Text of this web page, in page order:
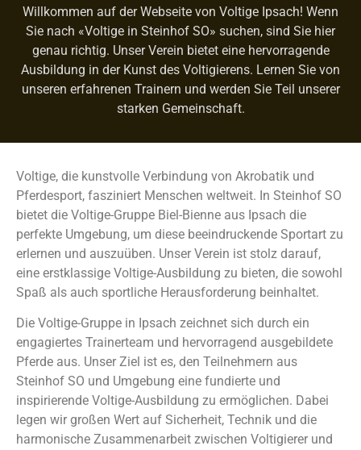
Willkommen auf der Webseite von Voltige Ipsach! Wenn
Sie nach «Voltige in Steinhof SO» suchen, sind Sie hier
genau richtig. Unser Verein bietet eine hervorragende
Ausbildung in der Kunst des Voltigierens. Lernen Sie von
unseren erfahrenen Trainern und werden Sie Teil unserer
starken Gemeinschaft.
Voltige, die kunstvolle Verbindung von Akrobatik und
Pferdesport, fasziniert Menschen weltweit. In Steinhof SO
bietet die Voltige-Gruppe Biel-Bienne aus Ipsach die
perfekte Umgebung, um diese beeindruckende Sportart zu
erlernen und auszuüben. Unser Verein ist stolz darauf,
eine erstklassige Voltige-Ausbildung zu bieten, die sowohl
Spaß als auch sportliche Herausforderung beinhaltet.
Die Voltige-Gruppe in Ipsach zeichnet sich durch ein
engagiertes Trainerteam und hervorragend ausgebildete
Pferde aus. Unser Ziel ist es, den Teilnehmern aus
Steinhof SO und Umgebung eine fundierte und
inspirierende Voltige-Ausbildung zu ermöglichen. Dabei
legen wir großen Wert auf Sicherheit, Technik und die
harmonische Zusammenarbeit zwischen Voltigierer und